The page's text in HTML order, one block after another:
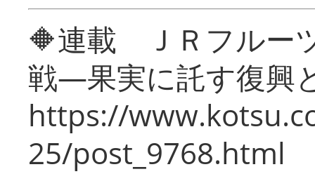
🔶連載 ＪＲフルー
戦―果実に託す復興
https://
25/post_9768.html